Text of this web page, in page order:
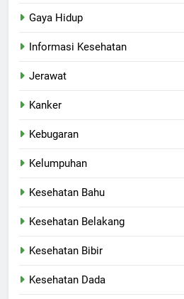
Gaya Hidup
Informasi Kesehatan
Jerawat
Kanker
Kebugaran
Kelumpuhan
Kesehatan Bahu
Kesehatan Belakang
Kesehatan Bibir
Kesehatan Dada